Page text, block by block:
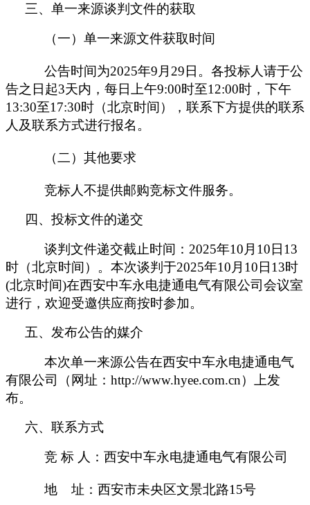
三、单一来源谈判文件的获取
（一） 单一来源文件获取时间
公告时间为2025年9 月 29日。 各投标人请于公
告之日起3天内，每日上午9:00时至12:00时，下午
13:30至17:30时（北京时间），联系下方提供的联系
人及联系方式进行报名。
（二）其他要求
竞标人不提供邮购竞标文件服务。
四、投标文件的递交
谈判文件递交截止时间： 2025年10 月 10日13
时（北京时间）。本次谈判于2025年10 月 10日13时
(北京时间)在西安中车永电捷通电气有限公司会议室
进行，欢迎受邀供应商按时参加。
五、发布公告的媒介
本次单一来源公告在西安中车永电捷通电气
有限公司（网址： http://www.hyee.com.cn）上发
布。
六、联系方式
竞 标 人：西安中车永电捷通电气有限公司
地 址：西安市未央区文景北路15号